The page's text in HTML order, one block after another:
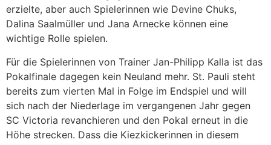
erzielte, aber auch Spielerinnen wie Devine Chuks,
Dalina Saalmüller und Jana Arnecke können eine
wichtige Rolle spielen.
Für die Spielerinnen von Trainer Jan-Philipp Kalla ist das
Pokalfinale dagegen kein Neuland mehr. St. Pauli steht
bereits zum vierten Mal in Folge im Endspiel und will
sich nach der Niederlage im vergangenen Jahr gegen
SC Victoria revanchieren und den Pokal erneut in die
Höhe strecken. Dass die Kiezkickerinnen in diesem